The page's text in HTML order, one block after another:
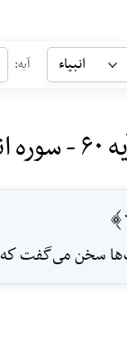
انبیاء آیه:
انبیاء
سخن مى‌گفت كه